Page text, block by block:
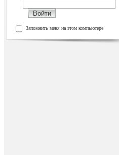
Запомнить меня на этом компьютере